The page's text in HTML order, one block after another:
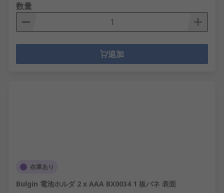
数量
追加
在庫あり
Bulgin 電池ホルダ 2 x AAA BX0034 1 板バネ 表面